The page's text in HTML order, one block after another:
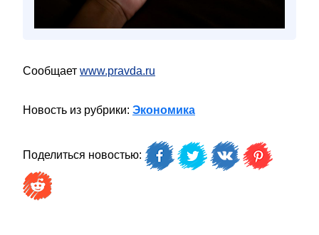
Сообщает www.pravda.ru
Новость из рубрики: Экономика
Поделиться новостью: